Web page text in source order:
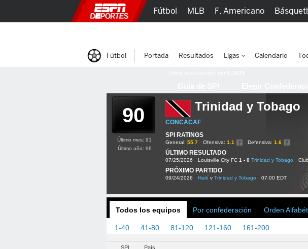
90 Trinidad y Tobago
CONCACAF
SPI RATINGS
General: 55.7 Ofensiva: 1.1 Defensiva: 1.6
ÚLTIMO RESULTADO
07/25/2026 Louisville City FC 1 - 0 Trinidad y Tobago
PRÓXIMO PARTIDO
09/24/2026 Haití v Trinidad y Tobago 07:00 EDT
Último mes: 91
Último año: 96
Todos los equipos Por confederación Orden
1-40 41-80 81-120 121-160 161-200
SPI
País
Fútbol MLB F. Americano
Fútbol Portada Resultados Ligas Calendario